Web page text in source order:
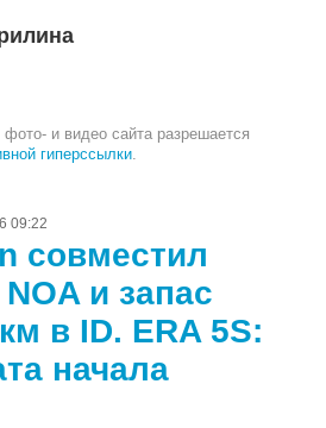
фото- и видео сайта разрешается
гиперссылки.
09:22
совместил
и запас
в ID. ERA 5S:
начала